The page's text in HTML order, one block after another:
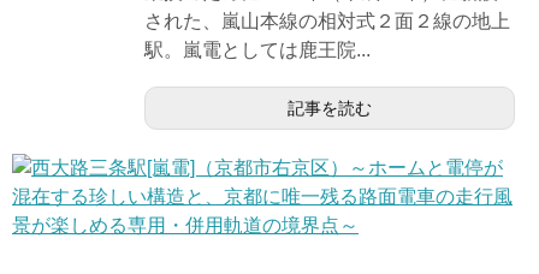
された、嵐山本線の相対式２面２線の地上
駅。嵐電としては鹿王院...
記事を読む